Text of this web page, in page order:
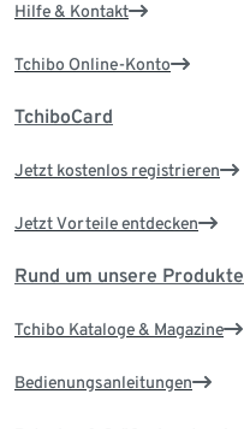
Hilfe & Kontakt
Tchibo Online-Konto
TchiboCard
Jetzt kostenlos registrieren
Jetzt Vorteile entdecken
Rund um unsere Produkte
Tchibo Kataloge & Magazine
Bedienungsanleitungen